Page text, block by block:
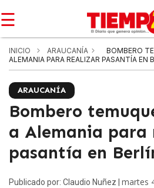
☰
INICIO ARAUCANÍA
BOMBERO
ALEMANIA PARA REALIZAR PASANTÍA EN
ARAUCANÍA
Bombero
a Alemania para
pasantía en
Publicado por: Claudio Nuñez | martes